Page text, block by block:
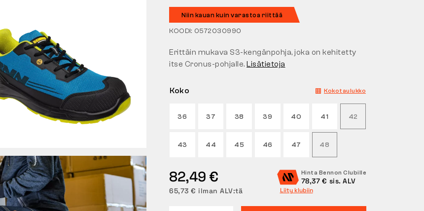
Niin kauan kuin varastoa riittää
KOODI: 0572030990
Koko Kokotaulukko
36 37 38 39 40 41 42
43 44 45 46 47 48
82,49 €
65,73 € ilman ALV:tä
Hinta Bennon Clubille
78,37 € sis. ALV
Liity klubiin
Erittäin mukava S3-kengänpohja, joka on kehitetty
itse Cronus-pohjalle. Lisätietoja